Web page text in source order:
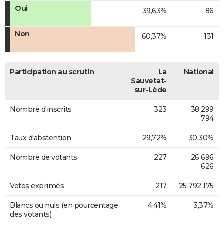
Oui
39,63% 86
Non 60,37% 131
Participation au scrutin
La
Sauvetat-
sur-Lède
National
Nombre d'inscrits 323
38 299
794
Taux d'abstention 29,72% 30,30%
Nombre de votants 227
26 696
626
Votes exprimés 217 25 792 175
Blancs ou nuls (en pourcentage
des votants)
4,41% 3,37%